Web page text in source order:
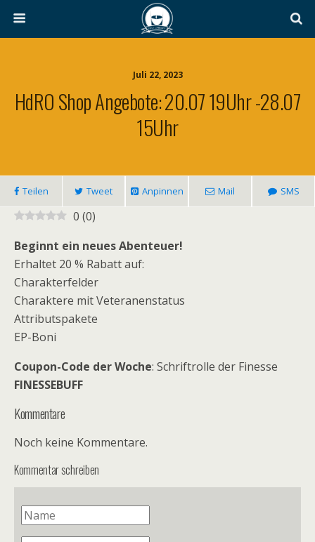
Juli 22, 2023
HdRO Shop Angebote: 20.07 19Uhr -28.07
15Uhr
Teilen Tweet Anpinnen Mail SMS
0 (0)
Beginnt ein neues Abenteuer!
Erhaltet 20 % Rabatt auf:
Charakterfelder
Charaktere mit Veteranenstatus
Attributspakete
EP-Boni
Coupon-Code der Woche: Schriftrolle der Finesse
FINESSEBUFF
Kommentare
Noch keine Kommentare.
Kommentar schreiben